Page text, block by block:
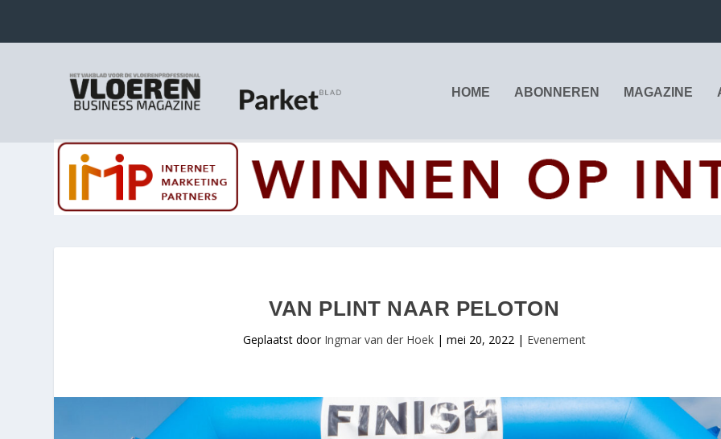
HOME ABONNEREN MAGAZINE
VAN PLINT NAAR PELOTON
Geplaatst door Ingmar van der Hoek| mei 20, 2022| Evenement